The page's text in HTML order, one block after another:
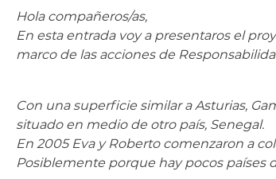
Hola compañeros/as,
En esta entrada voy a presentaros el
marco de las acciones de
Con una superficie similar a Asturias,
situado en medio de otro país, Senegal.
En 2005 Eva y Roberto comenzaron a
Posiblemente porque hay pocos países